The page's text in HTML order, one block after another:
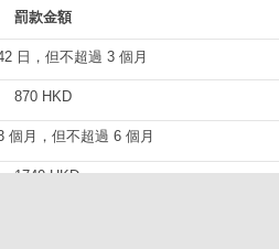
罰款金額
日，但不超過 3 個月
870 HKD
個月，但不超過 6 個月
1740 HKD